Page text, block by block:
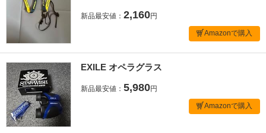
新品最安値： 2,160円
Amazonで購入
EXILE オペラグラス
新品最安値： 5,980円
Amazonで購入